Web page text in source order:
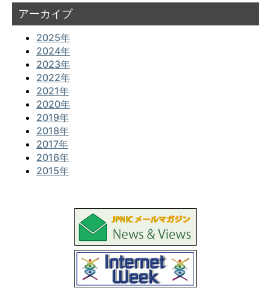
アーカイブ
2025年
2024年
2023年
2022年
2021年
2020年
2019年
2018年
2017年
2016年
2015年